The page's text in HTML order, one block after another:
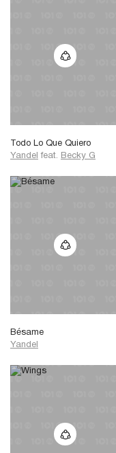
Todo Lo Que Quiero
Yandel feat. Becky G
Bésame
Yandel